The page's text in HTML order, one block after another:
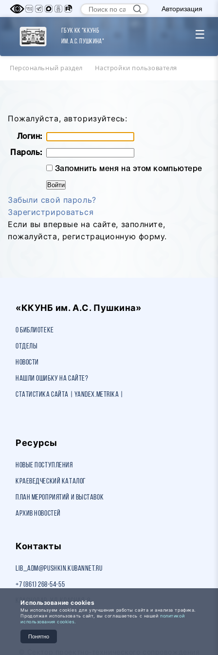
Авторизация
ГБУК КК "ККУНБ
им. А.С. Пушкина"
☰
Персональный раздел Настройки пользователя
Пожалуйста, авторизуйтесь:
Логин:
Пароль:
Запомнить меня на этом компьютере
Забыли свой пароль?
Зарегистрироваться
Если вы впервые на сайте, заполните,
пожалуйста, регистрационную форму.
«ККУНБ им. А.С. Пушкина»
О библиотеке
Отделы
Новости
Нашли ошибку на сайте?
Статистика сайта | Yandex.Metrika |
Ресурсы
Новые поступления
Краеведческий каталог
План мероприятий и выставок
Архив новостей
Контакты
lib_adm@pushkin.kubannet.ru
+7 (861) 268-54-55
Краснодар, ул. Красная, 8
Использование cookies
Мы используем cookies для улучшения работы сайта и анализа трафика.
Продолжая использовать сайт, вы соглашаетесь с нашейполитикой
использования cookies.
Понятно